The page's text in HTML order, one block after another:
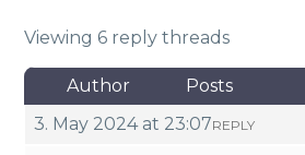
Viewing 6 reply threads
Author
Posts
3. May 2024 at 23:07REPLY